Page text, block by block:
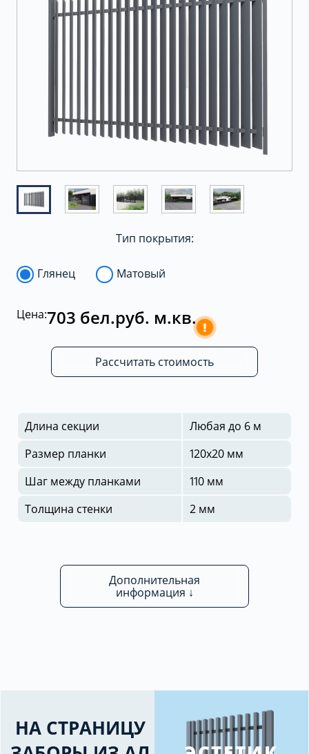
Тип покрытия:
Глянец Матовый
Цена:703 бел.руб. м.кв. !
Рассчитать стоимость
Длина секции
Любая до 6 м
Размер планки
120х20 мм
Шаг между планками
110 мм
Толщина стенки
2 мм
Дополнительная
информация ↓
НА СТРАНИЦУ